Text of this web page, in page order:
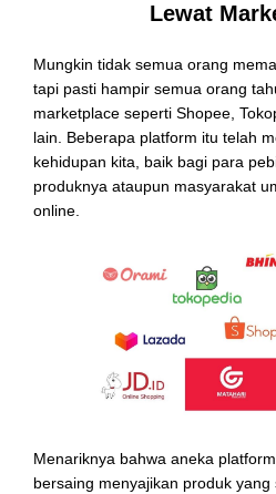
Lewat
Mungkin tidak semua orang
tapi pasti hampir semua orang
marketplace seperti Shopee,
lain. Beberapa platform itu telah
kehidupan kita, baik bagi para
produknya ataupun masyarakat
online.
Menariknya bahwa aneka
bersaing menyajikan produk